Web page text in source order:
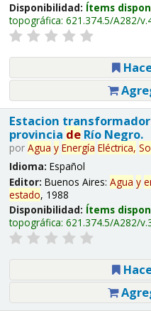
Disponibilidad: Ítems
topográfica: 621.374.5/A282/
Estacion
provincia deRío Negro.
por Agua y Energía Eléctrica,
Idioma: Español
Editor: Buenos Aires: Agua y
estado, 1988
Disponibilidad: Ítems
topográfica: 621.374.5/A282/